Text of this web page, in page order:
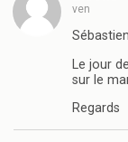
ven
Le jour
sur le
Regards